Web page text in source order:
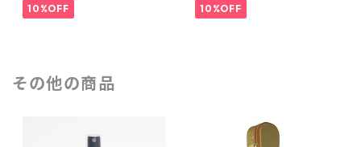
10%OFF 10%OFF
その他の商品